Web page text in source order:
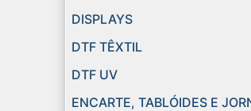
DISPLAYS
DTF TÊXTIL
DTF UV
ENCARTE, TABLÓIDES E